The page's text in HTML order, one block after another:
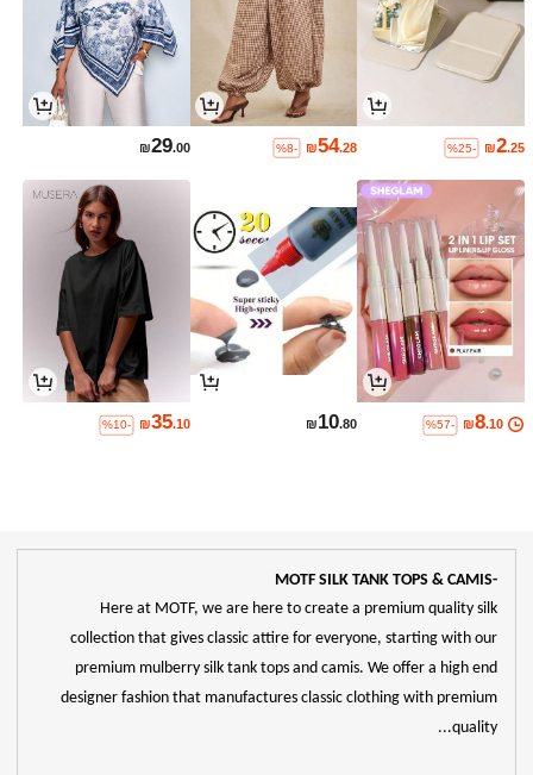
₪2.25
%25-
₪54.28
%8-
₪29.00
₪8.10
%57-
₪10.80
₪35.10
%10-
-MOTF SILK TANK TOPS & CAMIS
Here at MOTF, we are here to create a premium quality silk
collection that gives classic attire for everyone, starting with our
premium mulberry silk tank tops and camis. We offer a high end
designer fashion that manufactures classic clothing with premium
quality...